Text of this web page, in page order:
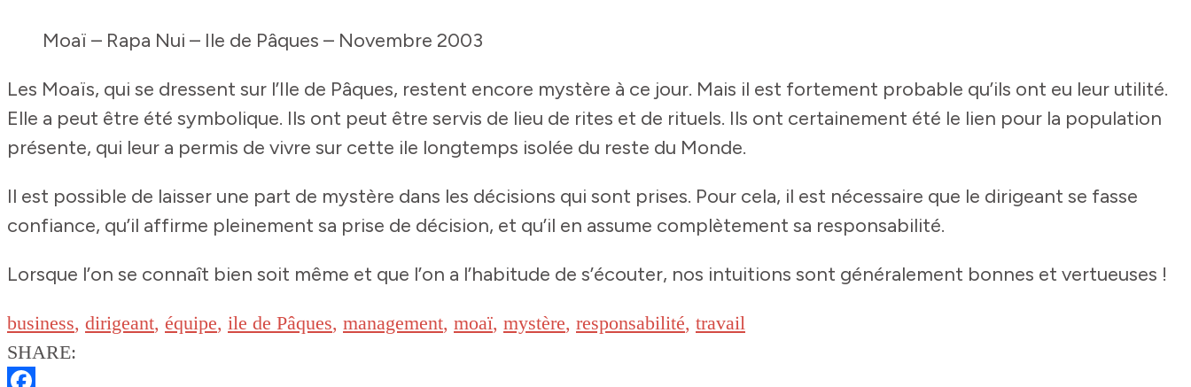
Moaï – Rapa Nui – Ile de Pâques – Novembre 2003
Les Moaïs, qui se dressent sur l’Ile de Pâques, restent encore mystère à ce jour. Mais il est fortement probable qu’ils ont eu leur utilité.
Elle a peut être été symbolique. Ils ont peut être servis de lieu de rites et de rituels. Ils ont certainement été le lien pour la population
présente, qui leur a permis de vivre sur cette ile longtemps isolée du reste du Monde.
Il est possible de laisser une part de mystère dans les décisions qui sont prises. Pour cela, il est nécessaire que le dirigeant se fasse
confiance, qu’il affirme pleinement sa prise de décision, et qu’il en assume complètement sa responsabilité.
Lorsque l’on se connaît bien soit même et que l’on a l’habitude de s’écouter, nos intuitions sont généralement bonnes et vertueuses !
business, dirigeant, équipe, ile de Pâques, management, moaï, mystère, responsabilité, travail
SHARE: